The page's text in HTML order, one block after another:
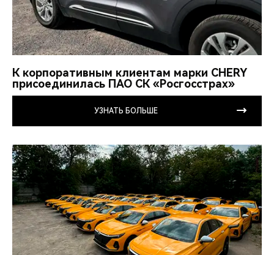
К корпоративным клиентам марки CHERY
присоединилась ПАО СК «Росгосстрах»
УЗНАТЬ БОЛЬШЕ